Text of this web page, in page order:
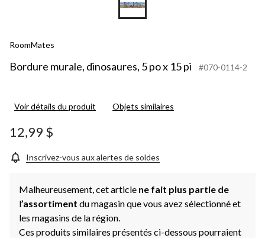
RoomMates
Bordure murale, dinosaures, 5 po x 15 pi #070-0114-2
Voir détails du produit Objets similaires
12,99 $
Inscrivez-vous aux alertes de soldes
Malheureusement, cet article ne fait plus partie de
l’assortiment du magasin que vous avez sélectionné et
les magasins de la région.
Ces produits similaires présentés ci-dessous pourraient